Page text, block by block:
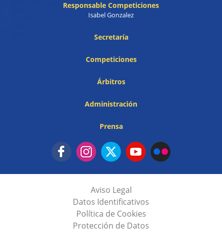
Responsable Competiciones
Isabel Gonzalez
Secretaría
Competiciones
Árbitros
Administración
Prensa
Aviso Legal
Datos Identificativos
Política de Cookies
Protección de Datos